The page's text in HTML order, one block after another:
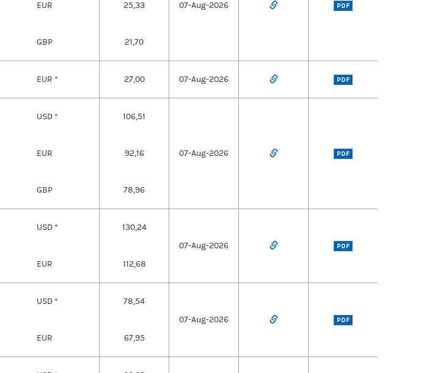
EUR
GBP
25,33
21,70
07-Aug-2026 PDF
EUR * 27,00 07-Aug-2026 PDF
USD *
EUR
GBP
106,51
92,16
78,96
07-Aug-2026 PDF
USD *
EUR
130,24
112,68
07-Aug-2026 PDF
USD *
EUR
78,54
67,95
07-Aug-2026 PDF